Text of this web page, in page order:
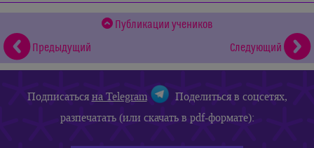
Публикации учеников
Предыдущий
Следующий
Подписатьсяна Telegram
Поделиться в соцсетях,
разпечатать (или скачать в pdf-формате):